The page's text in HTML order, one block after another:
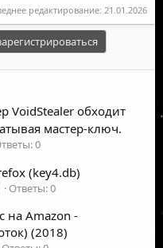
редактирование: 21.01.2026
VoidStealer обходит
мастер-ключ.
0
(key4.db)
Ответы: 0
на Amazon -
(2018)